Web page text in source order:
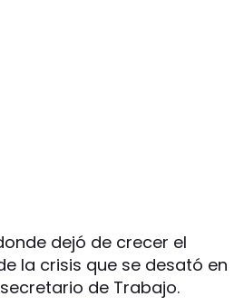
dejó de crecer el
la crisis que se desató en
de Trabajo.